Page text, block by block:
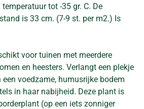
tot -35 gr. C. De
is 33 cm. (7-9 st. per m2.) Is
voor tuinen met meerdere
en heesters. Verlangt een plekje
voedzame, humusrijke bodem
in haar nabijheid. Deze plant is
(op een iets zonniger